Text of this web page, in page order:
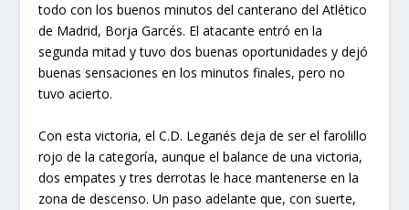
todo con los buenos minutos del canterano del Atlético
de Madrid, Borja Garcés. El atacante entró en la
segunda mitad y tuvo dos buenas oportunidades y dejó
buenas sensaciones en los minutos finales, pero no
tuvo acierto.
Con esta victoria, el C.D. Leganés deja de ser el farolillo
rojo de la categoría, aunque el balance de una victoria,
dos empates y tres derrotas le hace mantenerse en la
zona de descenso. Un paso adelante que, con suerte,